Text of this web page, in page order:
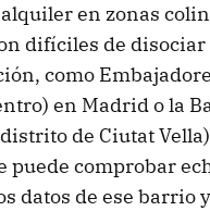
en zonas
difíciles de disociar
como
en Madrid o la
de Ciutat
puede comprobar
datos de ese barrio